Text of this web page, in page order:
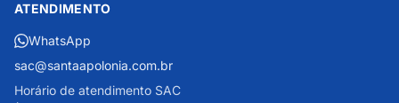
ATENDIMENTO
WhatsApp
sac@santaapolonia.com.br
Horário de atendimento SAC